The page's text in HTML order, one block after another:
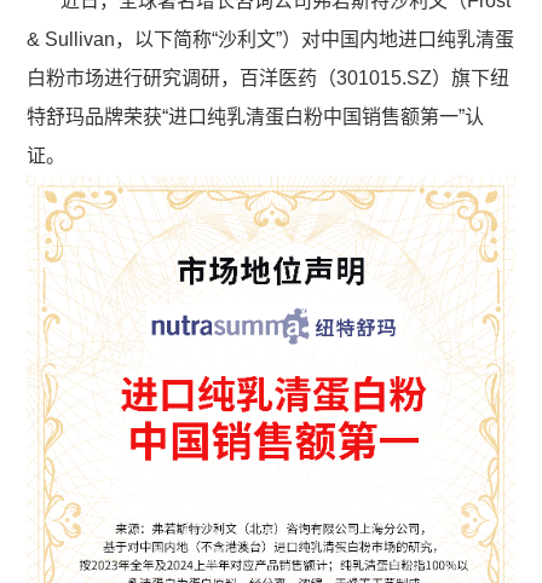
& Sullivan，以下简称“沙利文”）对中国内地进口纯乳清蛋
白粉市场进行研究调研，百洋医药（301015.SZ）旗下纽
特舒玛品牌荣获“进口纯乳清蛋白粉中国销售额第一”认
证。